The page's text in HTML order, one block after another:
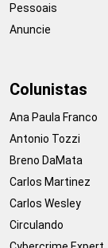
Pessoais
Anuncie
Colunistas
Ana Paula Franco
Antonio Tozzi
Breno DaMata
Carlos Martinez
Carlos Wesley
Circulando